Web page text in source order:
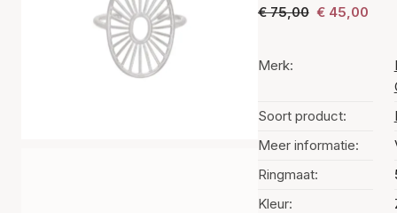
€ 75,00 € 45,00
Merk:
Soort product:
Meer informatie:
Ringmaat:
Kleur: